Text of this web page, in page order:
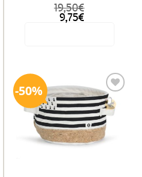
19,50€
Le
prix
9,75€
Le
prix
50%
Ajouter
aux
favoris